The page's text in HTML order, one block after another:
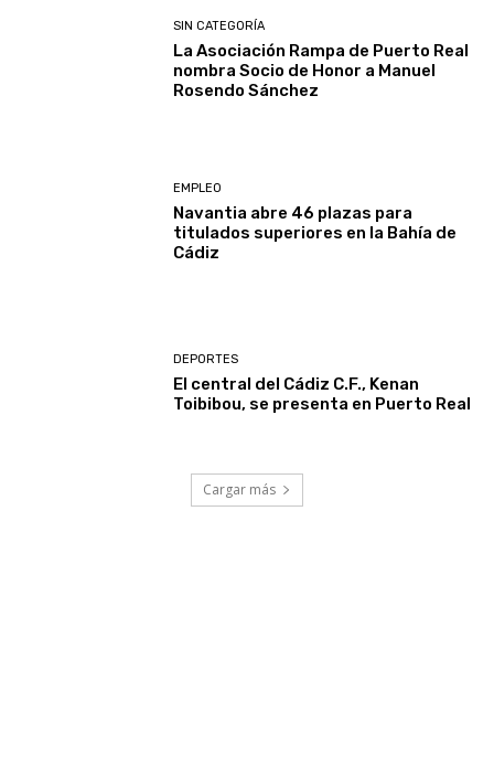
SIN CATEGORÍA
La Asociación Rampa de Puerto Real
nombra Socio de Honor a Manuel
Rosendo Sánchez
EMPLEO
Navantia abre 46 plazas para
titulados superiores en la Bahía de
Cádiz
DEPORTES
El central del Cádiz C.F., Kenan
Toibibou, se presenta en Puerto Real
Cargar más